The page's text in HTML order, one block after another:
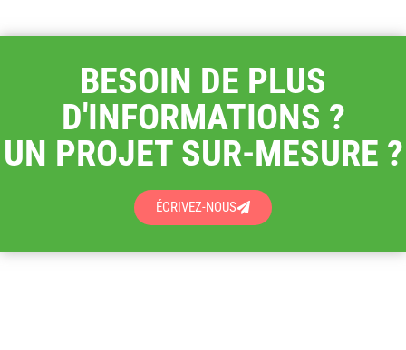
BESOIN DE PLUS
D'INFORMATIONS ?
UN PROJET SUR-MESURE ?
ÉCRIVEZ-NOUS